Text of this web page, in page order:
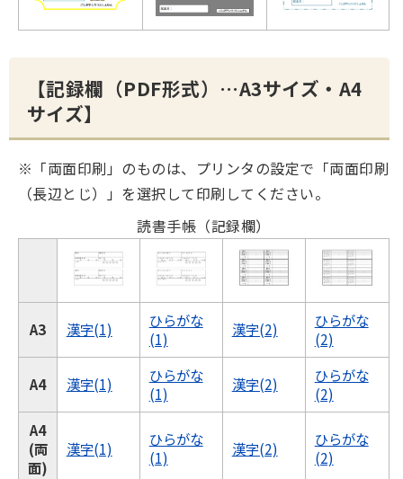
【記録欄（PDF形式）…A3サイズ・A4
サイズ】
※​「両面印刷」のものは、プリンタの設定で「両面印刷
（長辺とじ）」を選択して印刷してください。
読書手帳（記録欄）
A3 漢字(1)
ひらがな
(1)
漢字(2)
ひらがな
(2)
A4 漢字(1)
ひらがな
(1)
漢字(2)
ひらがな
(2)
A4
(両
面)
漢字(1)
ひらがな
(1)
漢字(2)
ひらがな
(2)